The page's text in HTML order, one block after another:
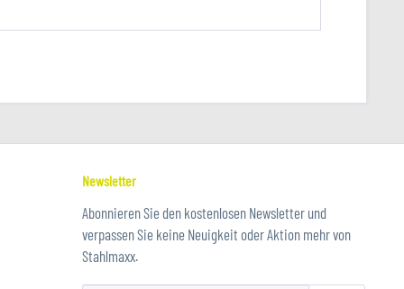
Newsletter
Abonnieren Sie den kostenlosen Newsletter und
verpassen Sie keine Neuigkeit oder Aktion mehr von
Stahlmaxx.